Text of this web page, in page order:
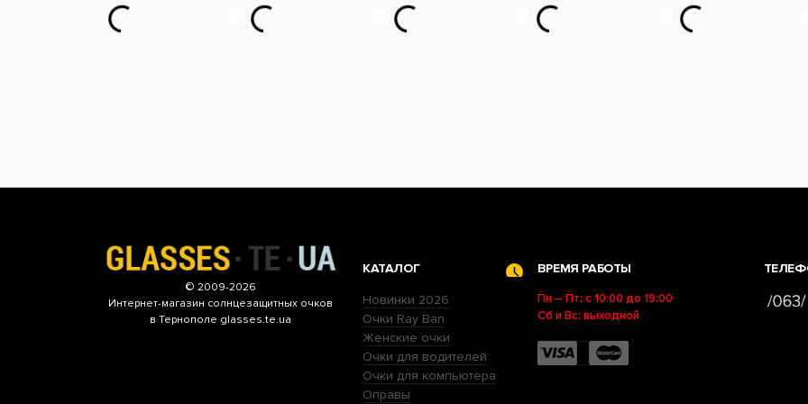
© 2009-2026
Интернет-магазин солнцезащитных очков
в Тернополе glasses.te.ua
КАТАЛОГ
Новинки 2026
Очки Ray Ban
Женские очки
Очки для водителей
Очки для компьютера
Оправы
ВРЕМЯ РАБОТЫ
Пн – Пт: с 10:00 до 19:00
Сб и Вс: выходной